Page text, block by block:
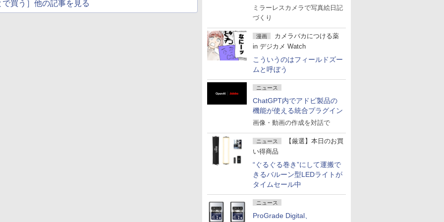
ミラーレスカメラで写真絵日記
づくり
漫画
カメラバカにつける薬
in デジカメ Watch
こういうのはフィールドズー
ムと呼ぼう
ニュース
ChatGPT内でアドビ製品の
機能が使える統合プラグイン
画像・動画の作成を対話で
ニュース
【厳選】本日のお買
い得商品
“ぐるぐる巻き”にして運搬で
きるバルーン型LEDライトが
タイムセール中
ニュース
ProGrade Digital、
で買う］他の記事を見る